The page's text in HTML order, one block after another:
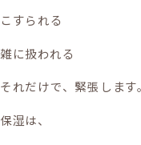
こすられる
雑に扱われる
それだけで、緊張します。
保湿は、